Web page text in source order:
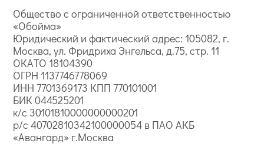
Общество с ограниченной ответственностью
«Обойма»
Юридический и фактический адрес: 105082, г.
Москва, ул. Фридриха Энгельса, д.75, стр. 11
ОКАТО 18104390
ОГРН 1137746778069
ИНН 7701369173 КПП 770101001
БИК 044525201
к/с 30101810000000000201
р/с 40702810342100000054 в ПАО АКБ
«Авангард» г.Москва